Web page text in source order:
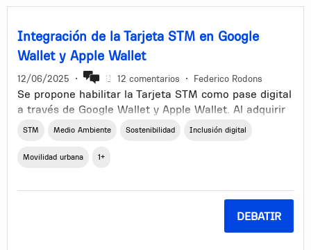
conservamos el trabajo de los montevideanos. El rol
múltiples tareas al mismo tiempo (cobrar, hablar,
manejar, responder preguntas, etc).
Integración de la Tarjeta STM en Google
Wallet y Apple Wallet
12/06/2025 • 12 comentarios • Federico Rodons
Se propone habilitar la Tarjeta STM como pase digital
a través de Google Wallet y Apple Wallet. Al adquirir
o renovar el pase, los usuarios podrán optar por
por correo electrónico o SMS para incorporarlo a su
El formato físico continuará disponible para quienes
lo prefieran, garantizando cobertura completa.
STM Medio Ambiente Sostenibilidad Inclusión digital
Movilidad urbana 1+
DEBATIR